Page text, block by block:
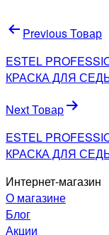
Навигация
по
записям
Previous Товар
ESTEL
КРАСКА ДЛЯ
Next Товар
ESTEL
КРАСКА ДЛЯ
Интернет-магазин
О магазине
Блог
Акции